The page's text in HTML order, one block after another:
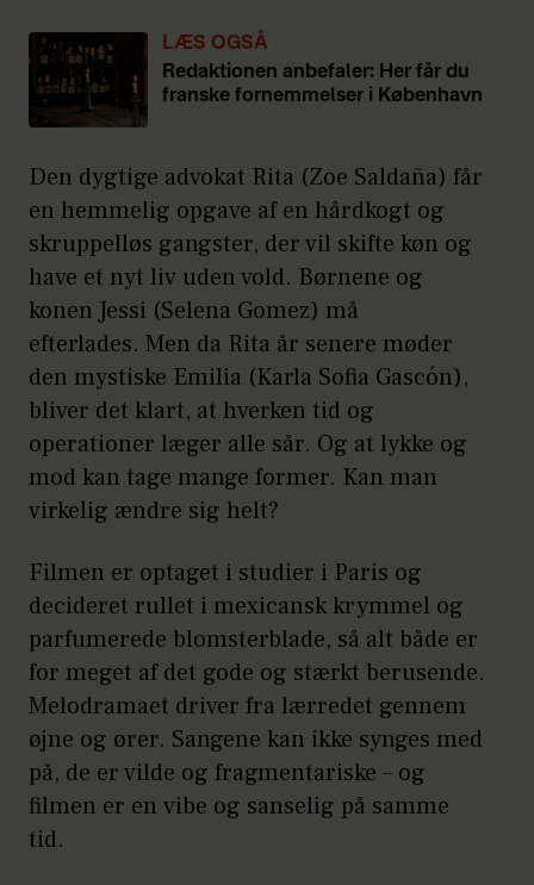
LÆS OGSÅ
Redaktionen anbefaler: Her får du
franske fornemmelser i København
Den dygtige advokat Rita (Zoe Saldaña) får
en hemmelig opgave af en hårdkogt og
skruppelløs gangster, der vil skifte køn og
have et nyt liv uden vold. Børnene og
konen Jessi (Selena Gomez) må
efterlades. Men da Rita år senere møder
den mystiske Emilia (Karla Sofia Gascón),
bliver det klart, at hverken tid og
operationer læger alle sår. Og at lykke og
mod kan tage mange former. Kan man
virkelig ændre sig helt?
Filmen er optaget i studier i Paris og
decideret rullet i mexicansk krymmel og
parfumerede blomsterblade, så alt både er
for meget af det gode og stærkt berusende.
Melodramaet driver fra lærredet gennem
øjne og ører. Sangene kan ikke synges med
på, de er vilde og fragmentariske – og
filmen er en vibe og sanselig på samme
tid.